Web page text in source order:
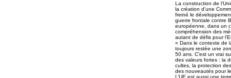
La construction de
la création d’une
freiné le
guerre frontale contre
européenne, dans un
compréhension des
autant de défis pour
« Dans le contexte de
toujours restée une
50 ans. C’est un vrai
des valeurs fortes : la
cultes, la protection
des nouveautés pour
L’UE est aussi une